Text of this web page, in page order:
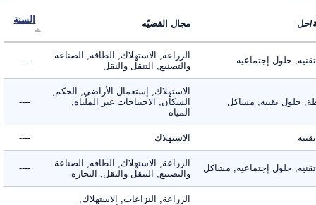
مجال القضيّه السنة
حلول إجتماعيه
الزراعة, الاستهلاك, الطاقه, الصناعة
والتصنيع, التنقل والنقل
----
حلول تقنيه, مشاكل
الاستهلاك, إستعمال الأراضي, الحكم,
السكان, الاحتياجات غير الملباه,
المياه
----
الاستهلاك ----
حلول إجتماعيه, مشاكل
الزراعة, الاستهلاك, الطاقه, الصناعة
والتصنيع, التنقل والنقل, التجاره
----
الزراعة, النزاعات, الاستهلاك,